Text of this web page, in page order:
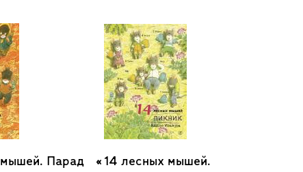
Парад
14 лесных мышей.